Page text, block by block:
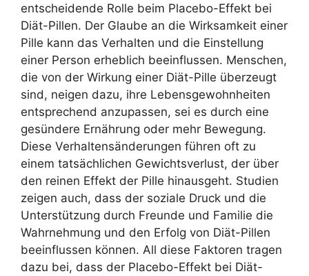
entscheidende Rolle beim Placebo-Effekt bei
Diät-Pillen. Der Glaube an die Wirksamkeit einer
Pille kann das Verhalten und die Einstellung
einer Person erheblich beeinflussen. Menschen,
die von der Wirkung einer Diät-Pille überzeugt
sind, neigen dazu, ihre Lebensgewohnheiten
entsprechend anzupassen, sei es durch eine
gesündere Ernährung oder mehr Bewegung.
Diese Verhaltensänderungen führen oft zu
einem tatsächlichen Gewichtsverlust, der über
den reinen Effekt der Pille hinausgeht. Studien
zeigen auch, dass der soziale Druck und die
Unterstützung durch Freunde und Familie die
Wahrnehmung und den Erfolg von Diät-Pillen
beeinflussen können. All diese Faktoren tragen
dazu bei, dass der Placebo-Effekt bei Diät-